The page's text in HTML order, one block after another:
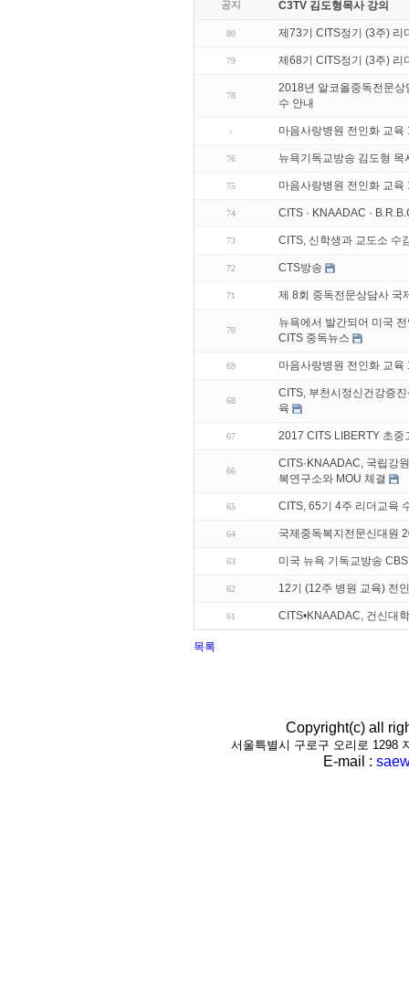
공지 C3TV 김도형목사 강의
80 제73기 CITS정기 (3주) 리
79 제68기 CITS정기 (3주) 리
78
2018년 알코올중독전문
수 안내
마음사랑병원 전인화 교육
76 뉴욕기독교방송 김도형 목
75 마음사랑병원 전인화 교육
74 CITS · KNAADAC ·
73 CITS, 신학생과 교도소 수
72 CTS방송
71 제 8회 중독전문상담사 국
70
뉴욕에서 발간되어 미국
CITS 중독뉴스
69 마음사랑병원 전인화 교육
68
CITS, 부천시정신건강증
육
67 2017 CITS LIBERTY 초중
66
CITS·KNAADAC, 국립강
복연구소와 MOU 체결
65 CITS, 65기 4주 리더교육
64 국제중독복지전문신대원
63 미국 뉴욕 기독교방송
62 12기 (12주 병원 교육) 전
61 CITS•KNAADAC, 건신대
목록
Copyright(c) all
서울특별시 구로구 오리로 1298
E-mail :